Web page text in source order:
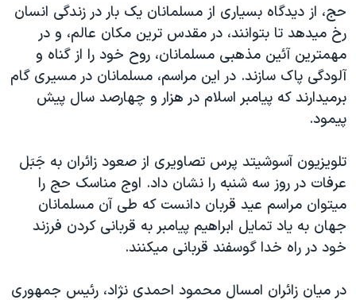
اقتصادی
علم و فناوری
اسرائیل در جنگ
گالری عکس
آرشیو پخش زنده
حمله جمهوری اسلامی به اسرائیل
رمز مهسا
ورزش زنان در ایران
اعتراضات زن، زندگی، آزادی
مجموعه مستندهای دادخواهی
تریبونال مردمی آبان ۹۸
دادگاه حمید نوری
چهل سال گروگان‌گیری
قانون شفافیت دارائی کادر رهبری ایران
اسرائیل در جنگ
زبانهای مختلف
حج، از ديدگاه بسياری از مسلمانان يک بار در زندگی انسان
رخ ميدهد تا بتوانند، در مقدس ترين مکان عالم، و در
مهمترين آئين مذهبی مسلمانان، روح خود را از گناه و
آلودگی پاک سازند. در اين مراسم، مسلمانان در مسيری گام
برميدارند که پيامبر اسلام در هزار و چهارصد سال پيش
پيمود.
تلويزيون آسوشيتد پرس تصاويری از صعود زائران به جَبَل
عرفات در روز سه شنبه را نشان داد. اوج مناسک حج را
ميتوان مراسم عيد قربان دانست که طی آن مسلمانان
جهان به ياد تمايل ابراهيم پيامبر به قربانی کردن فرزند
خود در راه خدا گوسفند قربانی ميکنند.
در ميان زائران امسال محمود احمدی نژاد، رئيس جمهوری